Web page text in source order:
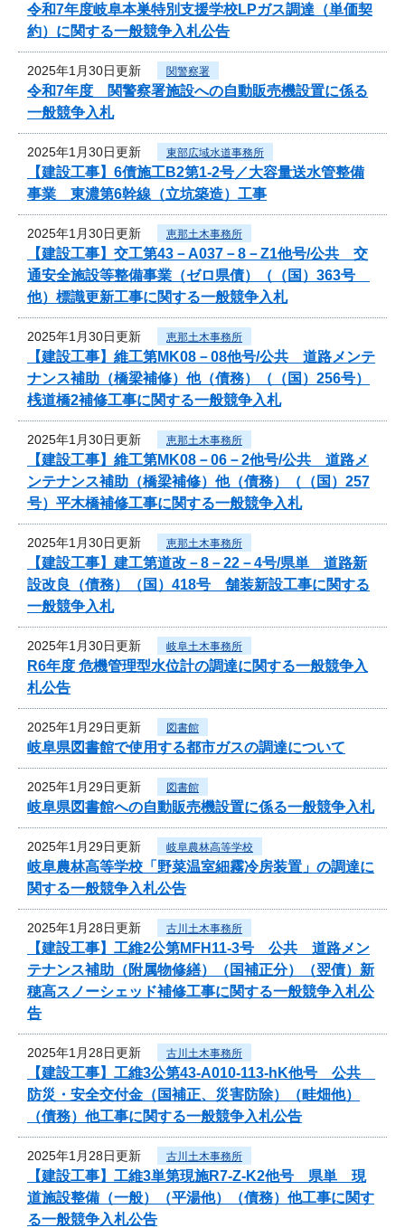
令和7年度岐阜本巣特別支援学校LPガス調達（単価契
約）に関する一般競争入札公告
2025年1月30日更新 関警察署
令和7年度 関警察署施設への自動販売機設置に係る
一般競争入札
2025年1月30日更新 東部広域水道事務所
【建設工事】6債施工B2第1-2号／大容量送水管整備
事業 東濃第6幹線（立坑築造）工事
2025年1月30日更新 恵那土木事務所
【建設工事】交工第43－A037－8－Z1他号/公共 交
通安全施設等整備事業（ゼロ県債）（（国）363号
他）標識更新工事に関する一般競争入札
2025年1月30日更新 恵那土木事務所
【建設工事】維工第MK08－08他号/公共 道路メンテ
ナンス補助（橋梁補修）他（債務）（（国）256号）
桟道橋2補修工事に関する一般競争入札
2025年1月30日更新 恵那土木事務所
【建設工事】維工第MK08－06－2他号/公共 道路メ
ンテナンス補助（橋梁補修）他（債務）（（国）257
号）平木橋補修工事に関する一般競争入札
2025年1月30日更新 恵那土木事務所
【建設工事】建工第道改－8－22－4号/県単 道路新
設改良（債務）（国）418号 舗装新設工事に関する
一般競争入札
2025年1月30日更新 岐阜土木事務所
R6年度 危機管理型水位計の調達に関する一般競争入
札公告
2025年1月29日更新 図書館
岐阜県図書館で使用する都市ガスの調達について
2025年1月29日更新 図書館
岐阜県図書館への自動販売機設置に係る一般競争入札
2025年1月29日更新 岐阜農林高等学校
岐阜農林高等学校「野菜温室細霧冷房装置」の調達に
関する一般競争入札公告
2025年1月28日更新 古川土木事務所
【建設工事】工維2公第MFH11-3号 公共 道路メン
テナンス補助（附属物修繕）（国補正分）（翌債）新
穂高スノーシェッド補修工事に関する一般競争入札公
告
2025年1月28日更新 古川土木事務所
【建設工事】工維3公第43-A010-113-hK他号 公共
防災・安全交付金（国補正、災害防除）（畦畑他）
（債務）他工事に関する一般競争入札公告
2025年1月28日更新 古川土木事務所
【建設工事】工維3単第現施R7-Z-K2他号 県単 現
道施設整備（一般）（平湯他）（債務）他工事に関す
る一般競争入札公告